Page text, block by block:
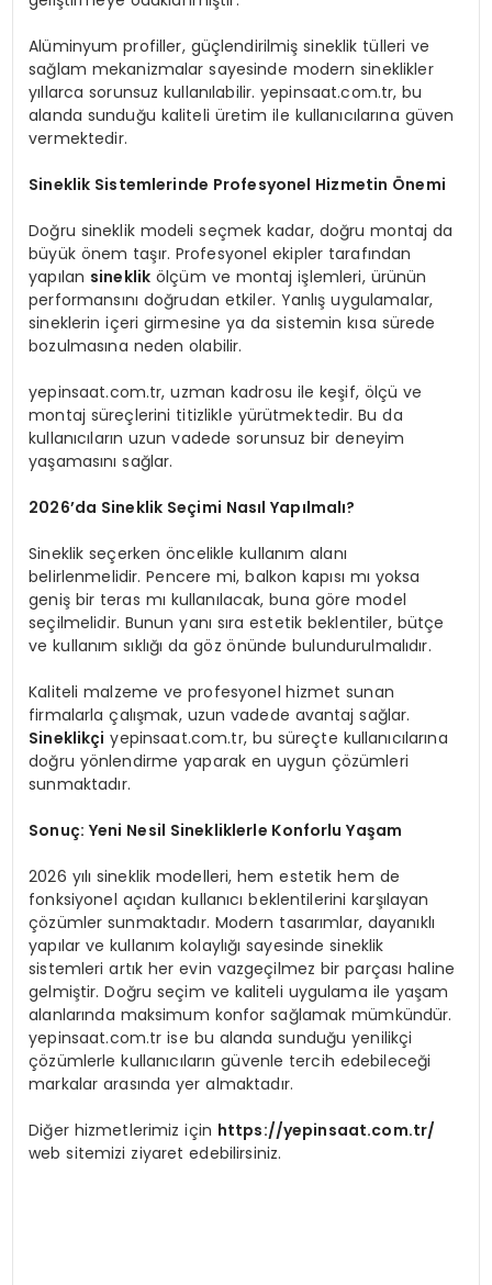
Alüminyum profiller, güçlendirilmiş sineklik tülleri ve
sağlam mekanizmalar sayesinde modern sineklikler
yıllarca sorunsuz kullanılabilir. yepinsaat.com.tr, bu
alanda sunduğu kaliteli üretim ile kullanıcılarına güven
vermektedir.
Sineklik Sistemlerinde Profesyonel Hizmetin Önemi
Doğru sineklik modeli seçmek kadar, doğru montaj da
büyük önem taşır. Profesyonel ekipler tarafından
yapılan sineklik ölçüm ve montaj işlemleri, ürünün
performansını doğrudan etkiler. Yanlış uygulamalar,
sineklerin içeri girmesine ya da sistemin kısa sürede
bozulmasına neden olabilir.
yepinsaat.com.tr, uzman kadrosu ile keşif, ölçü ve
montaj süreçlerini titizlikle yürütmektedir. Bu da
kullanıcıların uzun vadede sorunsuz bir deneyim
yaşamasını sağlar.
2026’da Sineklik Seçimi Nasıl Yapılmalı?
Sineklik seçerken öncelikle kullanım alanı
belirlenmelidir. Pencere mi, balkon kapısı mı yoksa
geniş bir teras mı kullanılacak, buna göre model
seçilmelidir. Bunun yanı sıra estetik beklentiler, bütçe
ve kullanım sıklığı da göz önünde bulundurulmalıdır.
Kaliteli malzeme ve profesyonel hizmet sunan
firmalarla çalışmak, uzun vadede avantaj sağlar.
Sineklikçi yepinsaat.com.tr, bu süreçte kullanıcılarına
doğru yönlendirme yaparak en uygun çözümleri
sunmaktadır.
Sonuç: Yeni Nesil Sinekliklerle Konforlu Yaşam
2026 yılı sineklik modelleri, hem estetik hem de
fonksiyonel açıdan kullanıcı beklentilerini karşılayan
çözümler sunmaktadır. Modern tasarımlar, dayanıklı
yapılar ve kullanım kolaylığı sayesinde sineklik
sistemleri artık her evin vazgeçilmez bir parçası haline
gelmiştir. Doğru seçim ve kaliteli uygulama ile yaşam
alanlarında maksimum konfor sağlamak mümkündür.
yepinsaat.com.tr ise bu alanda sunduğu yenilikçi
çözümlerle kullanıcıların güvenle tercih edebileceği
markalar arasında yer almaktadır.
Diğer hizmetlerimiz için https://yepinsaat.com.tr/
web sitemizi ziyaret edebilirsiniz.